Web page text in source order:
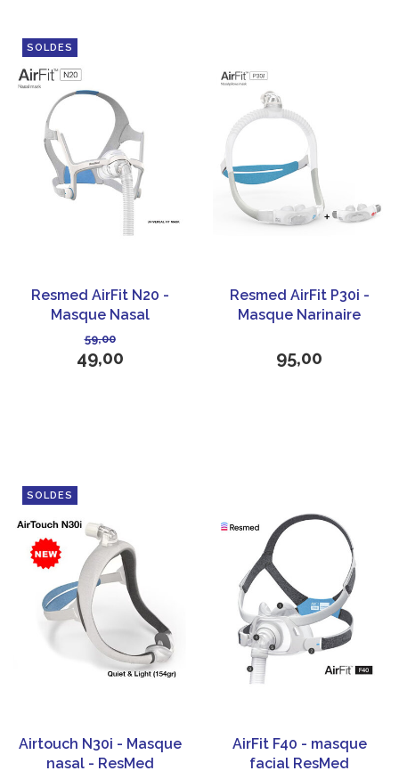
SOLDES
Resmed AirFit N20 -
Masque Nasal
CPAP/PPC
59,00
49,00
Resmed AirFit P30i -
Masque Narinaire
95,00
SOLDES
Airtouch N30i - Masque
nasal - ResMed
AirFit F40 - masque
facial ResMed